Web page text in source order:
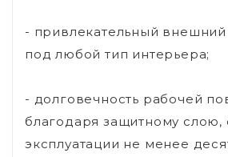
- привлекательный
под любой тип интерьера;
- долговечность рабочей
благодаря защитному слою,
эксплуатации не менее